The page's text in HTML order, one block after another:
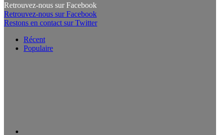
Retrouvez-nous sur Facebook
Retrouvez-nous sur Facebook
Restons en contact sur Twitter
Récent
Populaire